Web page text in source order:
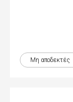
Μη αποδεκτές